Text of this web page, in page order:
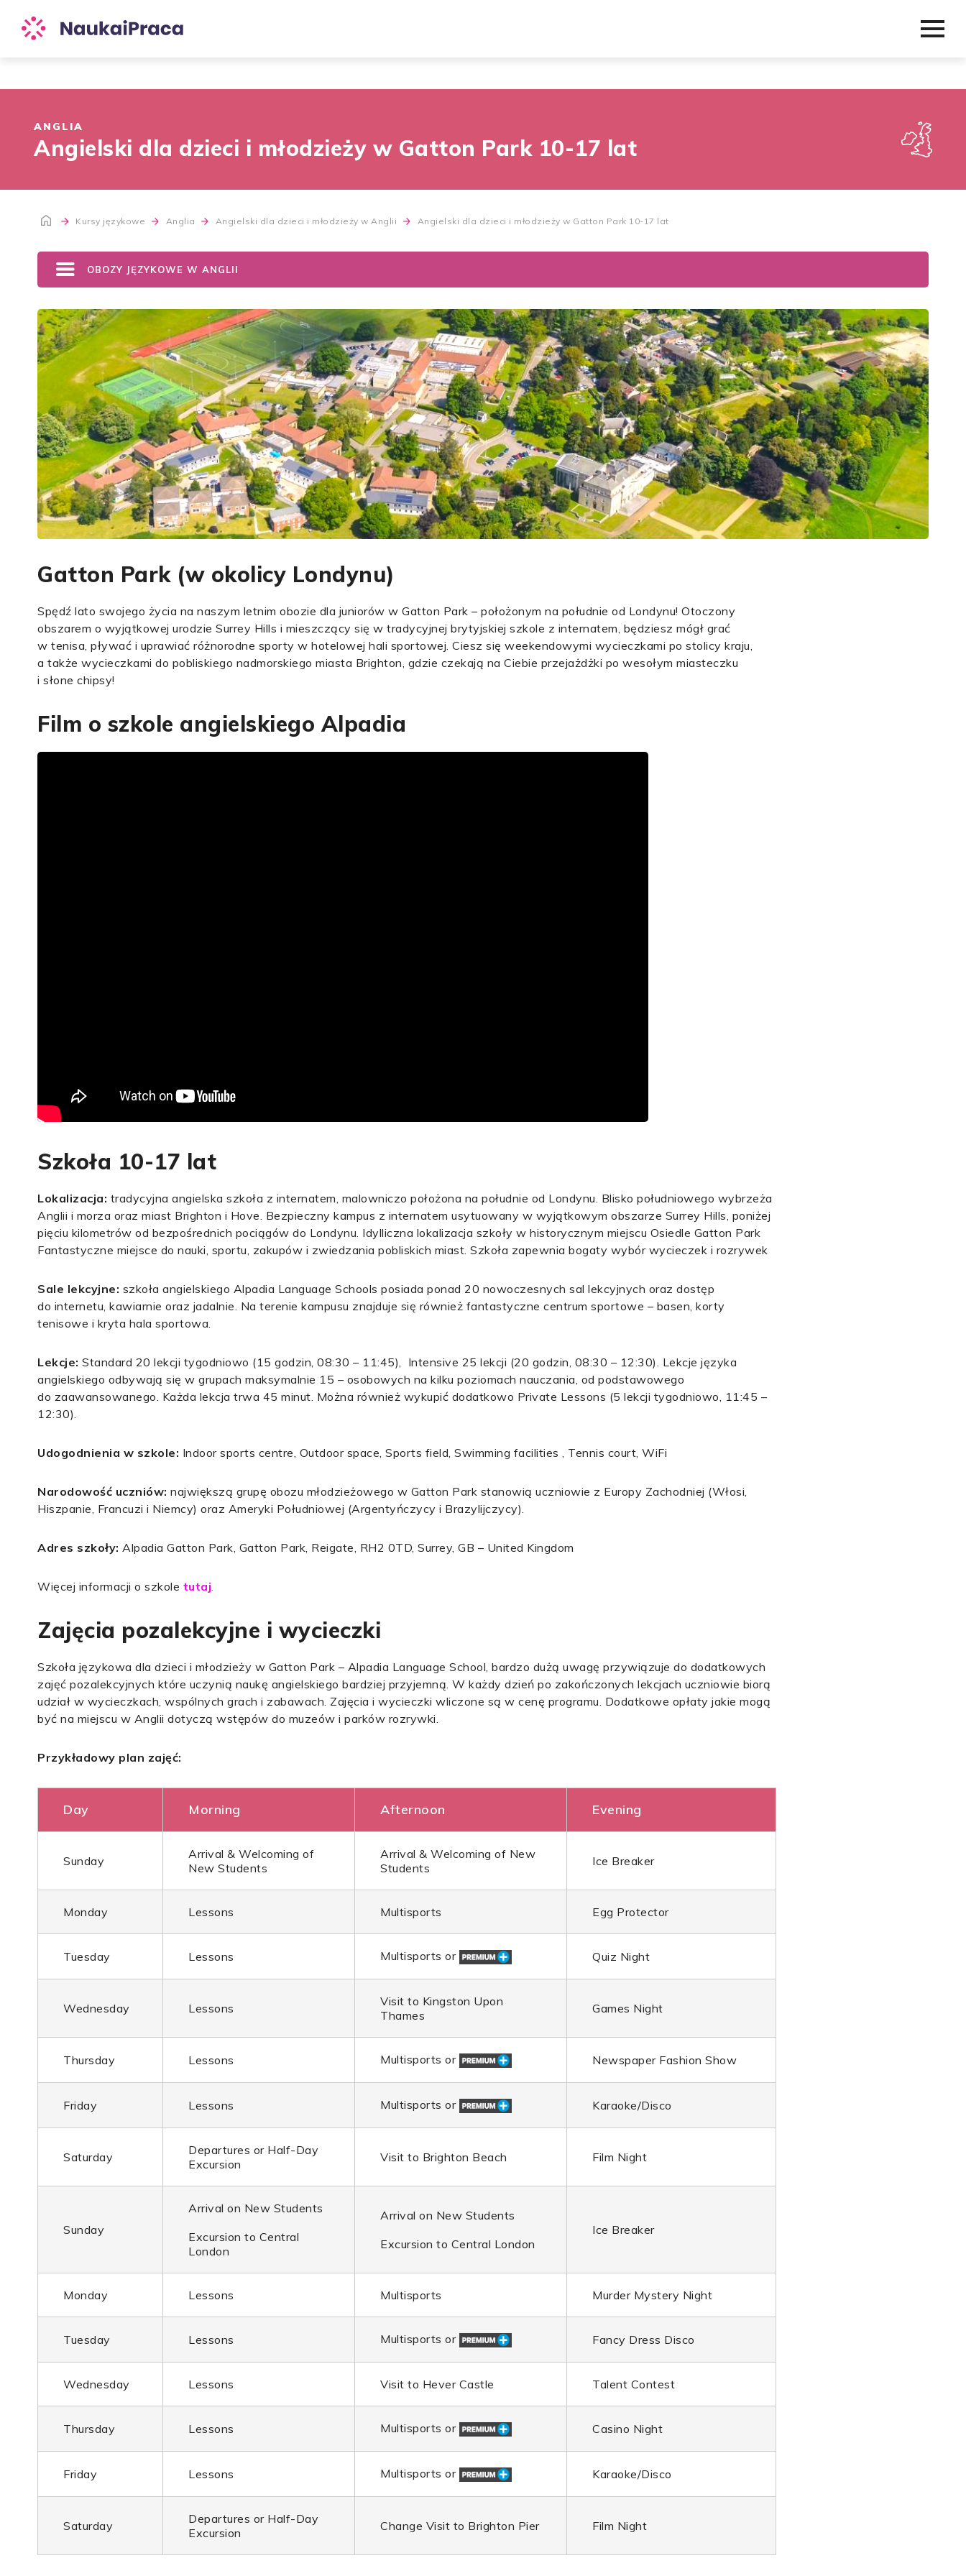
ANGLIA
Angielski dla dzieci i młodzieży w Gatton Park 10-17 lat
Kursy językowe Anglia Angielski dla dzieci i młodzieży w Anglii Angielski dla dzieci i młodzieży w Gatton Park 10-17 lat
OBOZY JĘZYKOWE W ANGLII
Gatton Park (w okolicy Londynu)
Spędź lato swojego życia na naszym letnim obozie dla juniorów w Gatton Park – położonym na południe od Londynu! Otoczony
obszarem o wyjątkowej urodzie Surrey Hills i mieszczący się w tradycyjnej brytyjskiej szkole z internatem, będziesz mógł grać
w tenisa, pływać i uprawiać różnorodne sporty w hotelowej hali sportowej. Ciesz się weekendowymi wycieczkami po stolicy kraju,
a także wycieczkami do pobliskiego nadmorskiego miasta Brighton, gdzie czekają na Ciebie przejażdżki po wesołym miasteczku
i słone chipsy!
Film o szkole angielskiego Alpadia
Szkoła 10-17 lat
Lokalizacja: tradycyjna angielska szkoła z internatem, malowniczo położona na południe od Londynu. Blisko południowego wybrzeża
Anglii i morza oraz miast Brighton i Hove. Bezpieczny kampus z internatem usytuowany w wyjątkowym obszarze Surrey Hills, poniżej
pięciu kilometrów od bezpośrednich pociągów do Londynu. Idylliczna lokalizacja szkoły w historycznym miejscu Osiedle Gatton Park
Fantastyczne miejsce do nauki, sportu, zakupów i zwiedzania pobliskich miast. Szkoła zapewnia bogaty wybór wycieczek i rozrywek
Sale lekcyjne: szkoła angielskiego Alpadia Language Schools posiada ponad 20 nowoczesnych sal lekcyjnych oraz dostęp
do internetu, kawiarnie oraz jadalnie. Na terenie kampusu znajduje się również fantastyczne centrum sportowe – basen, korty
tenisowe i kryta hala sportowa.
Lekcje: Standard 20 lekcji tygodniowo (15 godzin, 08:30 – 11:45), Intensive 25 lekcji (20 godzin, 08:30 – 12:30). Lekcje języka
angielskiego odbywają się w grupach maksymalnie 15 – osobowych na kilku poziomach nauczania, od podstawowego
do zaawansowanego. Każda lekcja trwa 45 minut. Można również wykupić dodatkowo Private Lessons (5 lekcji tygodniowo, 11:45 –
12:30).
Udogodnienia w szkole: Indoor sports centre, Outdoor space, Sports field, Swimming facilities , Tennis court, WiFi
Narodowość uczniów: największą grupę obozu młodzieżowego w Gatton Park stanowią uczniowie z Europy Zachodniej (Włosi,
Hiszpanie, Francuzi i Niemcy) oraz Ameryki Południowej (Argentyńczycy i Brazylijczycy).
Adres szkoły: Alpadia Gatton Park, Gatton Park, Reigate, RH2 0TD, Surrey, GB – United Kingdom
Więcej informacji o szkole tutaj.
Zajęcia pozalekcyjne i wycieczki
Szkoła językowa dla dzieci i młodzieży w Gatton Park – Alpadia Language School, bardzo dużą uwagę przywiązuje do dodatkowych
zajęć pozalekcyjnych które uczynią naukę angielskiego bardziej przyjemną. W każdy dzień po zakończonych lekcjach uczniowie biorą
udział w wycieczkach, wspólnych grach i zabawach. Zajęcia i wycieczki wliczone są w cenę programu. Dodatkowe opłaty jakie mogą
być na miejscu w Anglii dotyczą wstępów do muzeów i parków rozrywki.
Przykładowy plan zajęć:
Day Morning Afternoon Evening
Sunday
Arrival & Welcoming of
New Students
Arrival & Welcoming of New
Students
Ice Breaker
Monday Lessons Multisports Egg Protector
Tuesday Lessons Multisports or Quiz Night
Wednesday Lessons
Visit to Kingston Upon
Thames
Games Night
Thursday Lessons Multisports or Newspaper Fashion Show
Friday Lessons Multisports or Karaoke/Disco
Saturday
Departures or Half-Day
Excursion
Visit to Brighton Beach Film Night
Sunday
Arrival on New Students
Excursion to Central
London
Arrival on New Students
Excursion to Central London
Ice Breaker
Monday Lessons Multisports Murder Mystery Night
Tuesday Lessons Multisports or Fancy Dress Disco
Wednesday Lessons Visit to Hever Castle Talent Contest
Thursday Lessons Multisports or Casino Night
Friday Lessons Multisports or Karaoke/Disco
Saturday
Departures or Half-Day
Excursion
Change Visit to Brighton Pier Film Night